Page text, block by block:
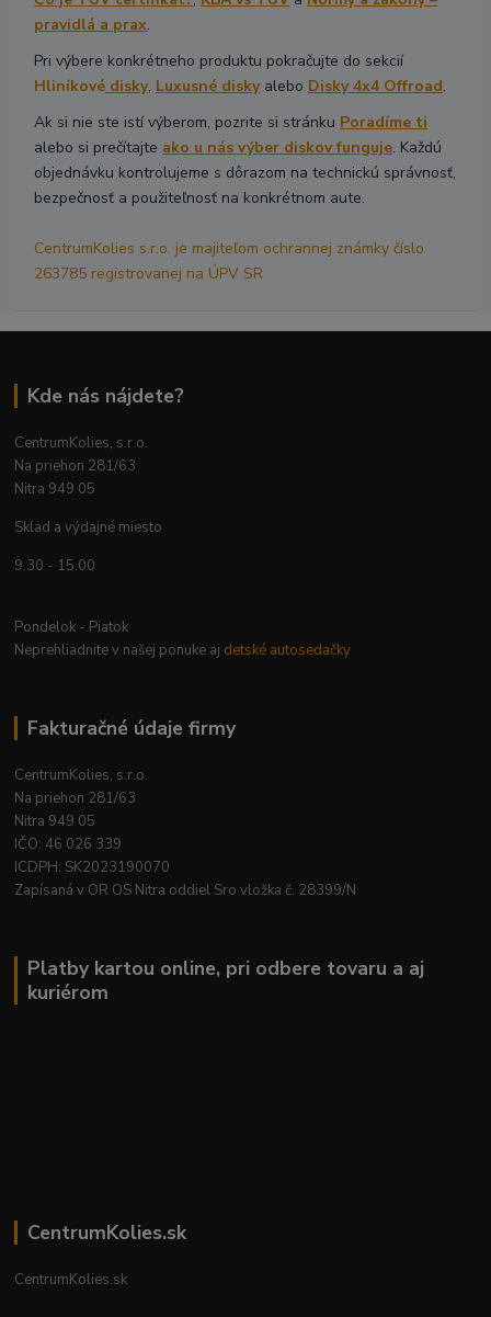
pravidlá a prax.
Pri výbere konkrétneho produktu pokračujte do sekcií
Hliníkové disky, Luxusné diskyalebo Disky 4x4 Offroad.
Ak si nie ste istí výberom, pozrite si stránku Poradíme ti
alebo si prečítajte ako u nás výber diskov funguje. Každú
objednávku kontrolujeme s dôrazom na technickú správnosť,
bezpečnosť a použiteľnosť na konkrétnom aute.
CentrumKolies s.r.o. je majiteľom ochrannej známky číslo
263785 registrovanej na ÚPV SR
Kde nás nájdete?
CentrumKolies, s.r.o.
Na priehon 281/63
Nitra 949 05
Sklad a výdajné miesto
9.30 - 15.00
Pondelok - Piatok
Neprehliadnite v našej ponuke aj detské autosedačky
Fakturačné údaje firmy
CentrumKolies, s.r.o.
Na priehon 281/63
Nitra 949 05
IČO: 46 026 339
ICDPH: SK2023190070
Zapísaná v OR OS Nitra oddiel Sro vložka č. 28399/N
Platby kartou online, pri odbere tovaru a aj
kuriérom
CentrumKolies.sk
CentrumKolies.sk